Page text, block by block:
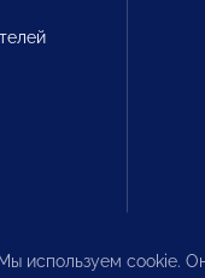
Мы используем cookie.